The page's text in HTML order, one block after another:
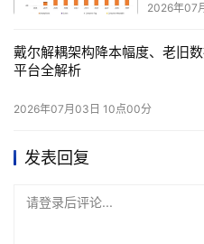
球企业提供兼顾覆盖、效率
本文来源于DOIT传媒，文章内
2026年07
戴尔解耦架构降本幅度、老旧
平台全解析
2026年07月03日 10点00分
发表回复
请登录后评论...